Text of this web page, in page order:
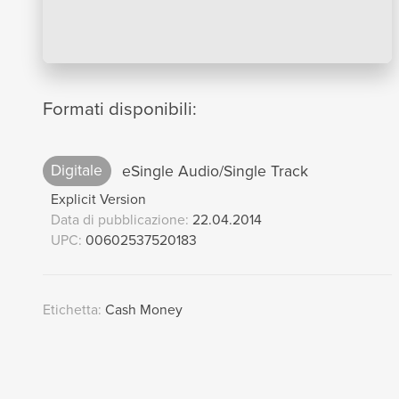
Formati disponibili:
Digitale eSingle Audio/Single Track
Explicit Version
Data di pubblicazione: 22.04.2014
UPC: 00602537520183
Etichetta: Cash Money